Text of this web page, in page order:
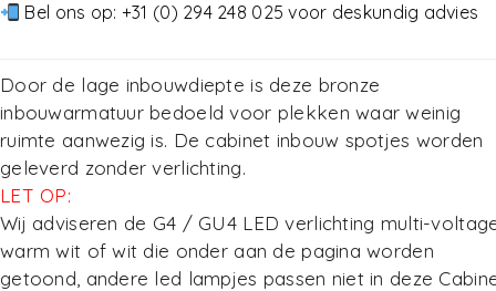
Bel ons op: +31 (0) 294 248 025 voor deskundig advies
Door de lage inbouwdiepte is deze bronze
inbouwarmatuur bedoeld voor plekken waar weinig
ruimte aanwezig is. De cabinet inbouw spotjes worden
geleverd zonder verlichting.
LET OP:
Wij adviseren de G4 / GU4 LED verlichting multi-
warm wit of wit die onder aan de pagina worden
getoond, andere led lampjes passen niet in deze